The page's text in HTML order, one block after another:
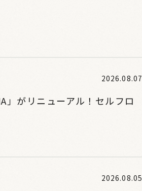
2026.08.07
」がリニューアル！セルフロ
2026.08.05